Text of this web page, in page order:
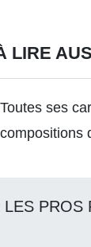
LIRE
ses
LES PROS